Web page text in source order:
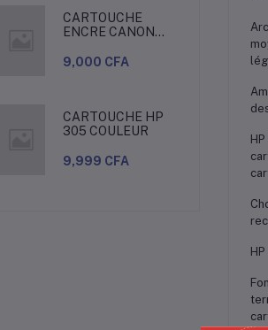
CARTOUCHE
ENCRE CANON
AUTHENTIQUE
9,000 CFA
CARTOUCHE HP
305 COULEUR
9,999 CFA